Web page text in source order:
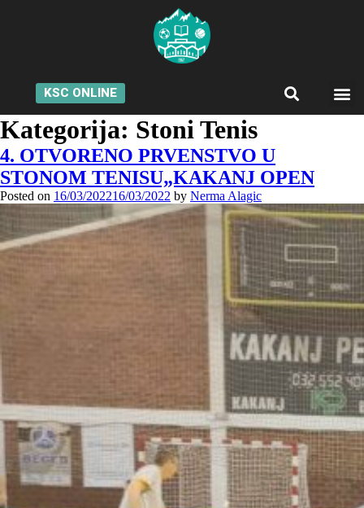
KSC ONLINE
Kategorija: Stoni Tenis
4. OTVORENO PRVENSTVO U
STONOM TENISU„KAKANJ OPEN
Posted on 16/03/202216/03/2022 by Nerma Alagic